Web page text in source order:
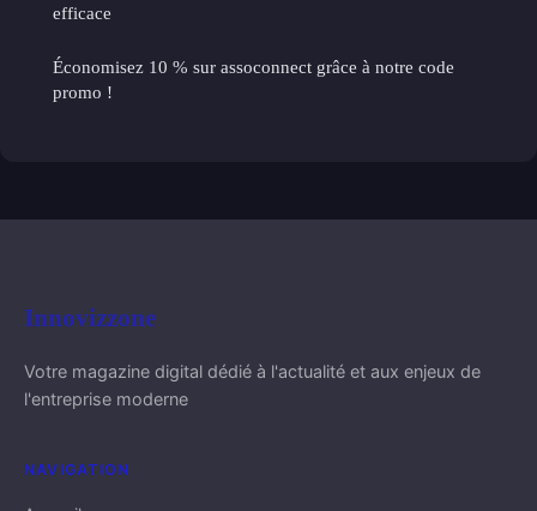
efficace
Économisez 10 % sur assoconnect grâce à notre code
promo !
Innovizzone
Votre magazine digital dédié à l'actualité et aux enjeux de
l'entreprise moderne
NAVIGATION